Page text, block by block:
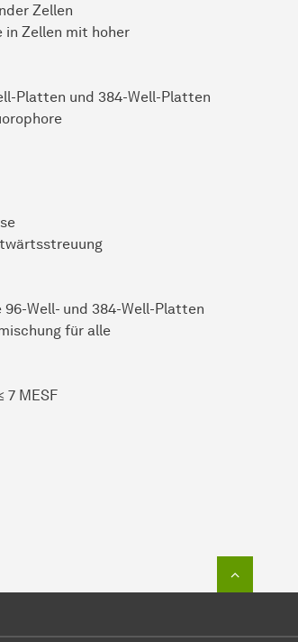
Zellen
in Zellen mit hoher
Platten und 384-Well-Platten
Well- und 384-Well-Platten
für alle
7 MESF